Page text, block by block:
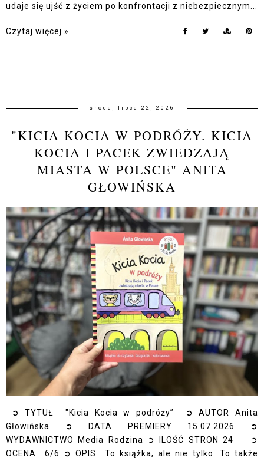
udaje się ujść z życiem po konfrontacji z niebezpiecznym...
Czytaj więcej »
środa, lipca 22, 2026
"KICIA KOCIA W PODRÓŻY. KICIA
KOCIA I PACEK ZWIEDZAJĄ
MIASTA W POLSCE" ANITA
GŁOWIŃSKA
➲ TYTUŁ "Kicia Kocia w podróży” ➲ AUTOR Anita
Głowińska ➲ DATA PREMIERY 15.07.2026 ➲
WYDAWNICTWO Media Rodzina ➲ ILOŚĆ STRON 24 ➲
OCENA 6/6 ➲ OPIS To książka, ale nie tylko. To także